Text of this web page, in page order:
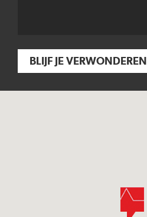
BLIJF JE VERWONDEREN